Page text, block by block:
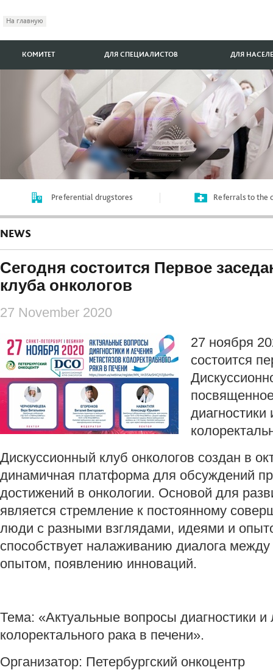
На главную
КОМИТЕТ ДЛЯ СПЕЦИАЛИСТОВ ДЛЯ
Preferential drugstores Referrals to the
NEWS
Сегодня состоится Первое
клуба онкологов
27 November 2020
27 ноября
состоится
диагностики
Дискуссионный клуб онкологов создан в
динамичная платформа для обсуждений
достижений в онкологии. Основой для
является стремление к постоянному
люди с разными взглядами, идеями и
способствует налаживанию диалога
опытом, появлению инноваций.
Тема: «Актуальные вопросы диагностики и
колоректального рака в печени».
Организатор: Петербургский онкоцентр